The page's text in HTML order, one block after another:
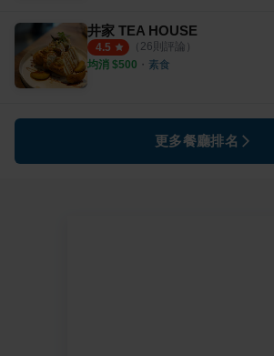
井家 TEA HOUSE
4.5 （ 26則評論）
均消 $500 ・ 素食
更多餐廳排名